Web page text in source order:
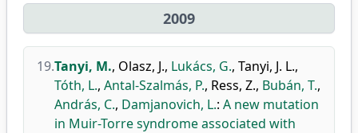
2009
19.Tanyi, M., Olasz, J., Lukács, G., Tanyi, J. L.,
Tóth, L., Antal-Szalmás, P., Ress, Z., Bubán, T.,
András, C., Damjanovich, L.: A new mutation
in Muir-Torre syndrome associated with